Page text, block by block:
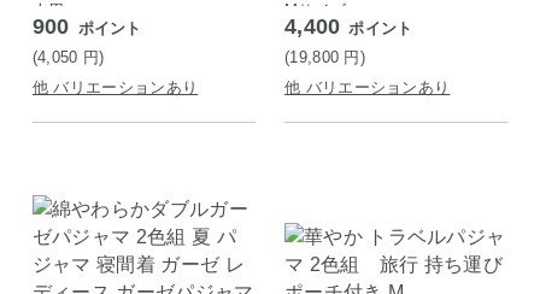
人用
900 ポイント
(4,050 円)
他 バリエーションあり
Mサイズ
4,400 ポイント
(19,800 円 )
他 バリエーションあり